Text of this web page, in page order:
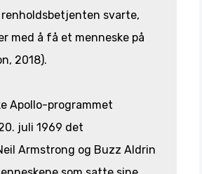
svarte,
med å få et menneske på
2018).
Apollo-programmet
juli 1969 det
Armstrong og Buzz Aldrin